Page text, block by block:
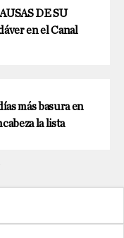
DE SU
en el Canal
más basura en
la lista